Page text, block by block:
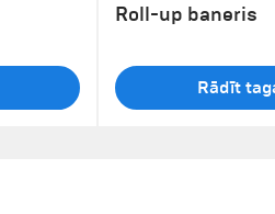
Roll-up baneris
Rādīt